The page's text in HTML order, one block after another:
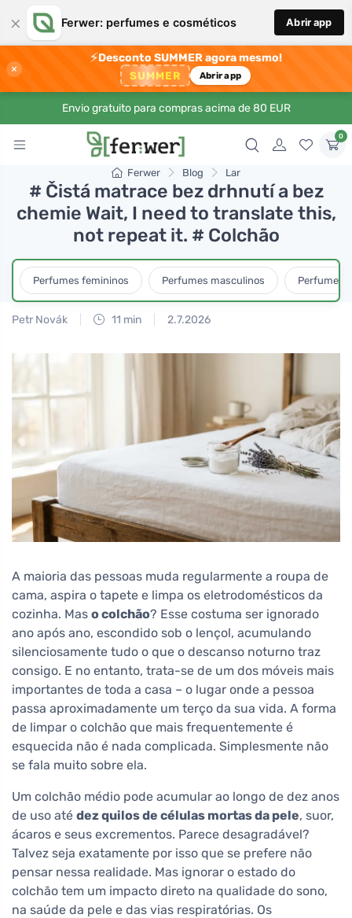
× Ferwer: perfumes e cosméticos Abrir app
×
⚡Desconto SUMMER agora mesmo!
SUMMER Abrir app
Envio gratuito para compras acima de 80 EUR
0
Ferwer Blog Lar
# Čistá matrace bez drhnutí a bez
chemie Wait, I need to translate this,
not repeat it. # Colchão
Perfumes femininos Perfumes masculinos Perfumes
Petr Novák 11 min 2.7.2026
A maioria das pessoas muda regularmente a roupa de
cama, aspira o tapete e limpa os eletrodomésticos da
cozinha. Mas o colchão? Esse costuma ser ignorado
ano após ano, escondido sob o lençol, acumulando
silenciosamente tudo o que o descanso noturno traz
consigo. E no entanto, trata-se de um dos móveis mais
importantes de toda a casa – o lugar onde a pessoa
passa aproximadamente um terço da sua vida. A forma
de limpar o colchão que mais frequentemente é
esquecida não é nada complicada. Simplesmente não
se fala muito sobre ela.
Um colchão médio pode acumular ao longo de dez anos
de uso até dez quilos de células mortas da pele, suor,
ácaros e seus excrementos. Parece desagradável?
Talvez seja exatamente por isso que se prefere não
pensar nessa realidade. Mas ignorar o estado do
colchão tem um impacto direto na qualidade do sono,
na saúde da pele e das vias respiratórias. Os